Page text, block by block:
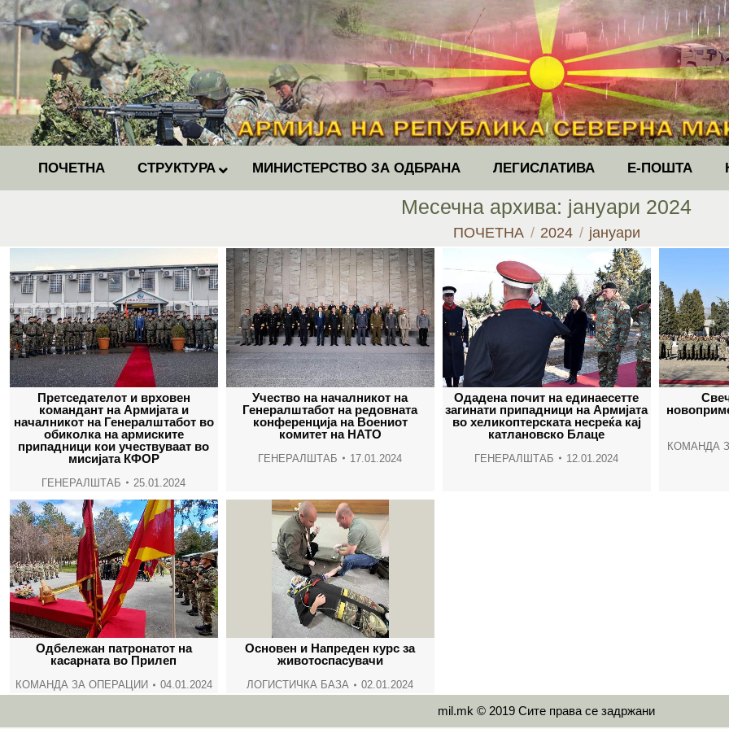
ПОЧЕТНА СТРУКТУРА МИНИСТЕРСТВО ЗА ОДБРАНА ЛЕГИСЛАТИВА Е-ПОШТА
Месечна архива: јануари 2024
You are here:
ПОЧЕТНА 2024 јануари
Претседателот и врховен
командант на Армијата и
началникот на Генералштабот во
обиколка на армиските
припадници кои учествуваат во
мисијата КФОР
ГЕНЕРАЛШТАБ 25.01.2024
Учество на началникот на
Генералштабот на редовната
конференција на Воениот
комитет на НАТО
ГЕНЕРАЛШТАБ 17.01.2024
Одадена почит на единаесетте
загинати припадници на Армијата
во хеликоптерската несреќа кај
катлановско Блаце
ГЕНЕРАЛШТАБ 12.01.2024
КОМАНДА
Одбележан патронатот на
касарната во Прилеп
КОМАНДА ЗА ОПЕРАЦИИ 04.01.2024
Основен и Напреден курс за
животоспасувачи
ЛОГИСТИЧКА БАЗА 02.01.2024
mil.mk © 2019 Сите права се задржани